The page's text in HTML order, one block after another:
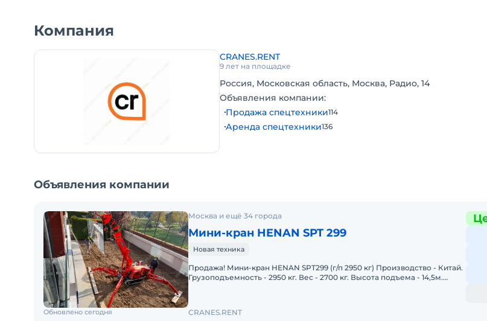
В наличии в Москве!
Стоимость на складе в Москве - по запросу!
Возможна продажа в лизинг.
Компания
CRANES.RENT
9 лет на площадке
Россия, Московская область, Москва, Радио, 14
Объявления компании:
Продажа спецтехники114
Аренда спецтехники136
Объявления компании
Москва и ещё 34 города
Мини-кран HENAN SPT 299
Новая техника
Продажа! Мини-кран HENAN SPT299 (г/п 2950 кг) Производство - Китай.
Грузоподъемность - 2950 кг. Вес - 2700 кг. Высота подъема - 14,5м.
Обновлено сегодня CRANES.RENT